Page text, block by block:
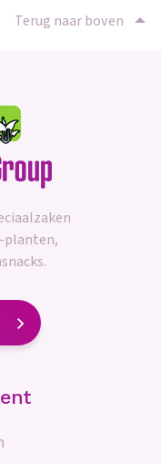
Terug naar boven
planten,